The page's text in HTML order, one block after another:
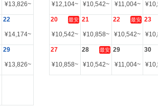
¥13,826~
22
¥14,174~
29
¥13,826~
¥12,104~ ¥10,542~ ¥11,004~ ¥
20 最安
¥10,542~
21
¥10,858~
22 最安
¥10,542~
23
¥
27
¥10,858~
28 最安
¥10,542~
29
¥11,004~
30
¥